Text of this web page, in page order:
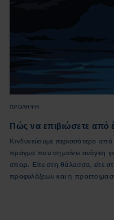
ΠΡΌΛΗΨΗ
Πώς να επιβιώσετε
Κινδυνεύουμε περισσότερο
πράγμα που σημαίνει ανάγκη
σπορ. Είτε στη θάλασσα, είτε
προφυλάξεων και η